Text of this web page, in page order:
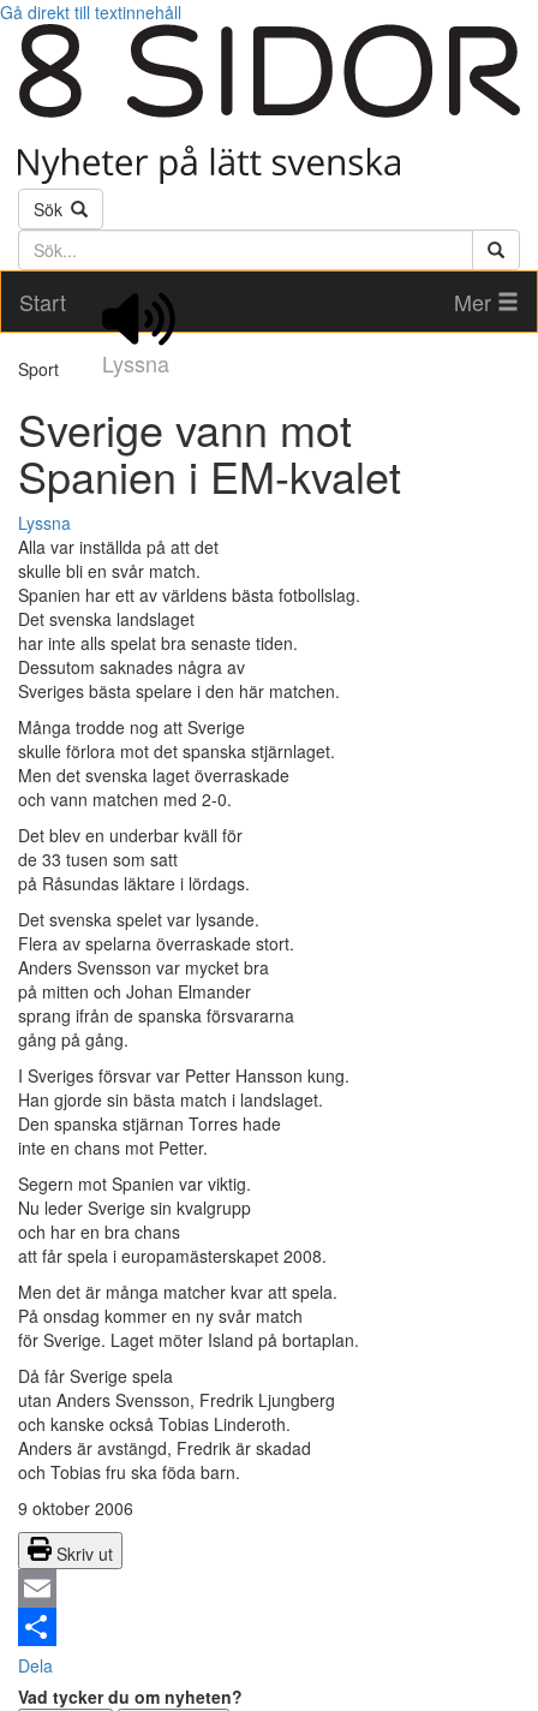
Gå direkt till textinnehåll
Sök
Söktext
Start
Lyssna
Mer
Sport
Sverige vann mot
Spanien i EM-kvalet
Lyssna
Alla var inställda på att det
skulle bli en svår match.
Spanien har ett av världens bästa fotbollslag.
Det svenska landslaget
har inte alls spelat bra senaste tiden.
Dessutom saknades några av
Sveriges bästa spelare i den här matchen.
Många trodde nog att Sverige
skulle förlora mot det spanska stjärnlaget.
Men det svenska laget överraskade
och vann matchen med 2-0.
Det blev en underbar kväll för
de 33 tusen som satt
på Råsundas läktare i lördags.
Det svenska spelet var lysande.
Flera av spelarna överraskade stort.
Anders Svensson var mycket bra
på mitten och Johan Elmander
sprang ifrån de spanska försvararna
gång på gång.
I Sveriges försvar var Petter Hansson kung.
Han gjorde sin bästa match i landslaget.
Den spanska stjärnan Torres hade
inte en chans mot Petter.
Segern mot Spanien var viktig.
Nu leder Sverige sin kvalgrupp
och har en bra chans
att får spela i europamästerskapet 2008.
Men det är många matcher kvar att spela.
På onsdag kommer en ny svår match
för Sverige. Laget möter Island på bortaplan.
Då får Sverige spela
utan Anders Svensson, Fredrik Ljungberg
och kanske också Tobias Linderoth.
Anders är avstängd, Fredrik är skadad
och Tobias fru ska föda barn.
9 oktober 2006
Skriv ut
Email
Dela
Vad tycker du om nyheten?